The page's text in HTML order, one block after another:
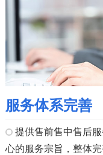
服务体系完善
提供售前售中售后
心的服务宗旨，整体